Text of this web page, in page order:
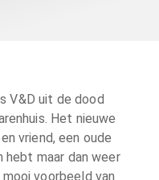
V&D uit de dood
Het nieuwe
vriend, een oude
hebt maar dan weer
voorbeeld van